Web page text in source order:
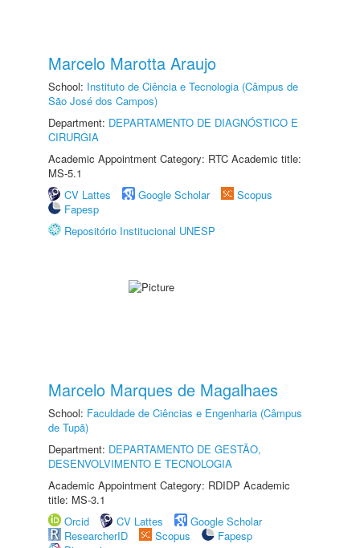
Marcelo Marotta Araujo
School: Instituto de Ciência e Tecnologia (Câmpus de
São José dos Campos)
Department: DEPARTAMENTO DE DIAGNÓSTICO E
CIRURGIA
Academic Appointment Category: RTC Academic title:
MS-5.1
CV Lattes
Google Scholar
Scopus
Fapesp
Repositório Institucional UNESP
Marcelo Marques de Magalhaes
School: Faculdade de Ciências e Engenharia (Câmpus
de Tupã)
Department: DEPARTAMENTO DE GESTÃO,
DESENVOLVIMENTO E TECNOLOGIA
Academic Appointment Category: RDIDP Academic
title: MS-3.1
Orcid
CV Lattes
Google Scholar
ResearcherID
Scopus
Fapesp